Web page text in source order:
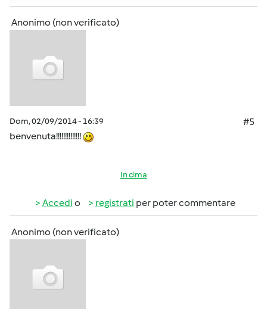
Anonimo (non verificato)
Dom, 02/09/2014 - 16:39
#5
benvenuta!!!!!!!!!!!!!!
In cima
Accedi o registrati per poter commentare
Anonimo (non verificato)